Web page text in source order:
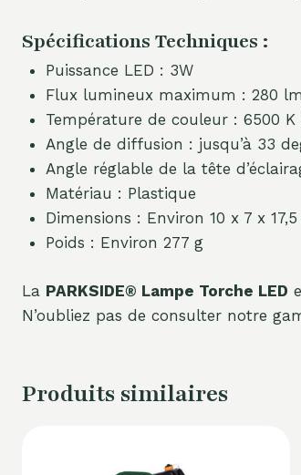
Spécifications Techniques :
Puissance LED : 3W
Flux lumineux maximum : 280 lm
Température de couleur : 6500
Angle de diffusion : jusqu’à 33
Angle réglable de la tête
Matériau : Plastique
Dimensions : Environ 10 x 7 x
Poids : Environ 277 g
La PARKSIDE® Lampe Torche LED
N’oubliez pas de consulter notre
Produits similaires